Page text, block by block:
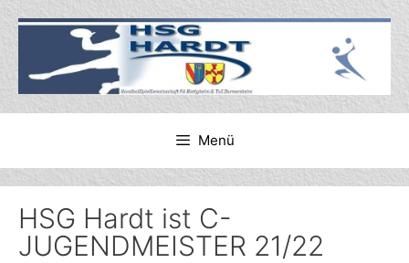
Inhalt
Menü
HSG Hardt ist C-
JUGENDMEISTER 21/22